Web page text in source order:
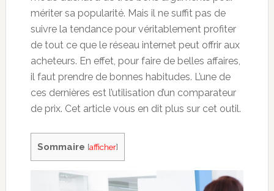
mériter sa popularité. Mais il ne suffit pas de
suivre la tendance pour véritablement profiter
de tout ce que le réseau internet peut offrir aux
acheteurs. En effet, pour faire de belles affaires,
il faut prendre de bonnes habitudes. L’une de
ces dernières est l’utilisation d’un comparateur
de prix. Cet article vous en dit plus sur cet outil.
Sommaire [afficher]